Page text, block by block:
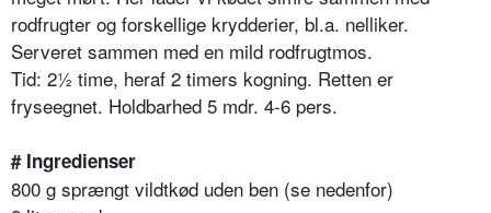
rodfrugter og forskellige krydderier, bl.a. nelliker.
Serveret sammen med en mild rodfrugtmos.
Tid: 2½ time, heraf 2 timers kogning. Retten er
fryseegnet. Holdbarhed 5 mdr. 4-6 pers.
# Ingredienser
800 g sprængt vildtkød uden ben (se nedenfor)